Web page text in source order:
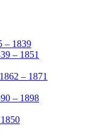
– 1839
– 1851
– 1871
– 1898